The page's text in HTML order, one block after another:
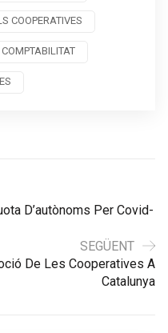
COOPERATIVES
D’autònoms Per Covid-
SEGÜENT
De Les Cooperatives A
Catalunya